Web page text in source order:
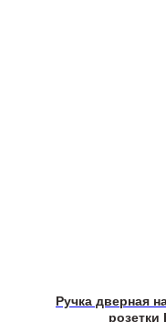
Ручка дверная
розетки